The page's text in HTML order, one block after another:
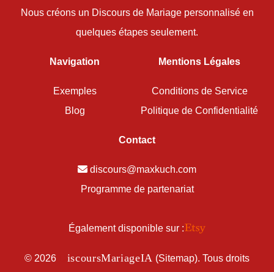
Nous créons un Discours de Mariage personnalisé en
quelques étapes seulement.
Navigation
Exemples
Blog
Mentions Légales
Conditions de Service
Politique de Confidentialité
Contact
discours@maxkuch.com
Programme de partenariat
Également disponible sur :
© 2026 iscoursMariageIA (Sitemap). Tous droits